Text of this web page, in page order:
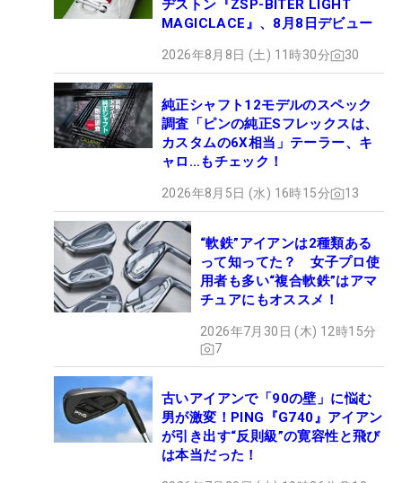
ヂストン『ZSP-BITER LIGHT
MAGICLACE』、8月8日デビュー
2026年8月8日 (土) 11時30分 30
純正シャフト12モデルのスペック
調査「ピンの純正Sフレックスは、
カスタムの6X相当」テーラー、キ
ャロ…もチェック！
2026年8月5日 (水) 16時15分 13
“軟鉄”アイアンは2種類ある
って知ってた？ 女子プロ使
用者も多い“複合軟鉄”はアマ
チュアにもオススメ！
2026年7月30日 (木) 12時15分
7
古いアイアンで「90の壁」に悩む
男が激変！PING『G740』アイアン
が引き出す“反則級”の寛容性と飛び
は本当だった！